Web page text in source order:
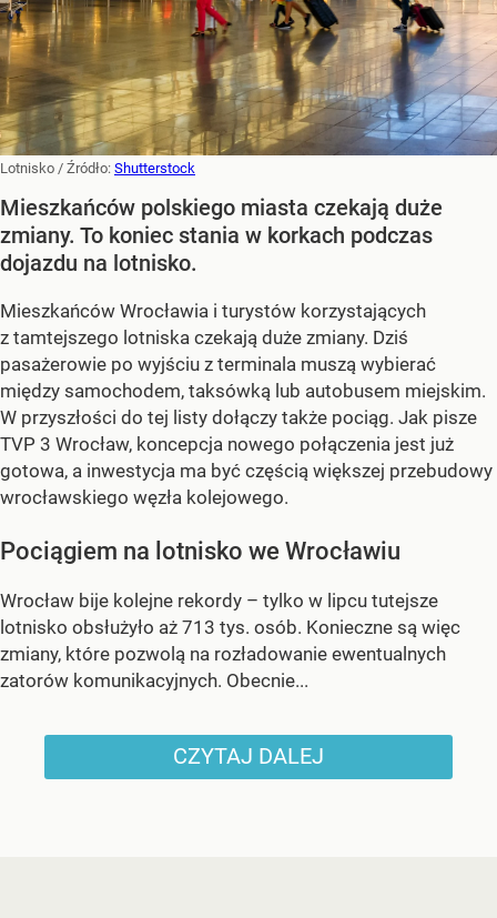
Lotnisko / Źródło: Shutterstock
Mieszkańców polskiego miasta czekają duże
zmiany. To koniec stania w korkach podczas
dojazdu na lotnisko.
Mieszkańców Wrocławia i turystów korzystających
z tamtejszego lotniska czekają duże zmiany. Dziś
pasażerowie po wyjściu z terminala muszą wybierać
między samochodem, taksówką lub autobusem miejskim.
W przyszłości do tej listy dołączy także pociąg. Jak pisze
TVP 3 Wrocław, koncepcja nowego połączenia jest już
gotowa, a inwestycja ma być częścią większej przebudowy
wrocławskiego węzła kolejowego.
Pociągiem na lotnisko we Wrocławiu
Wrocław bije kolejne rekordy – tylko w lipcu tutejsze
lotnisko obsłużyło aż 713 tys. osób. Konieczne są więc
zmiany, które pozwolą na rozładowanie ewentualnych
zatorów komunikacyjnych. Obecnie...
CZYTAJ DALEJ